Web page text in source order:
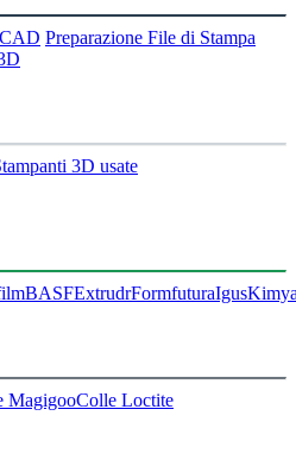
Preparazione File di Stampa
3D usate
BASFExtrudrFormfuturaIgus
MagigooColle Loctite